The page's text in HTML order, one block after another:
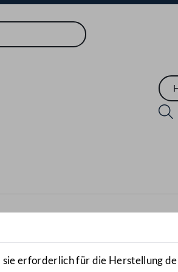
öffnen
erforderlich für die Herstellung